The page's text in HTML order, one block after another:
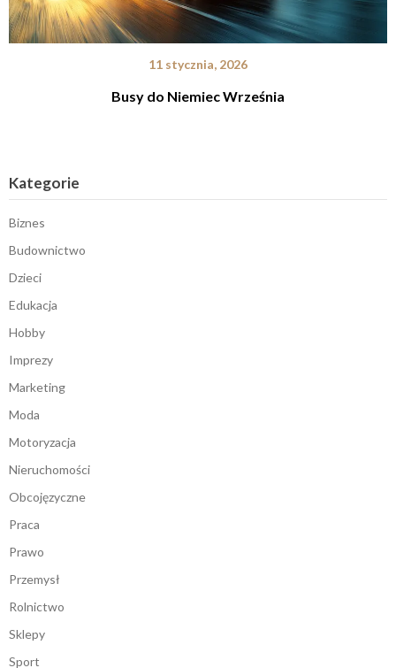
11 stycznia, 2026
Busy do Niemiec Września
Kategorie
Biznes
Budownictwo
Dzieci
Edukacja
Hobby
Imprezy
Marketing
Moda
Motoryzacja
Nieruchomości
Obcojęzyczne
Praca
Prawo
Przemysł
Rolnictwo
Sklepy
Sport